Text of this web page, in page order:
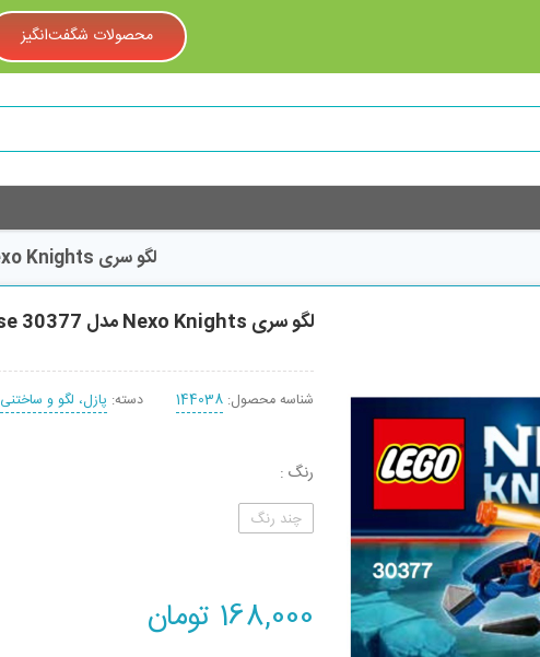
محصولات شگفت‌انگیز
لگو سری Nexo Knights مدل Motor Horse 30377
لگو سری Nexo Knights مدل Motor Horse 30377
شناسه محصول: 144038 دسته: پازل، لگو و ساختنی
رنگ
چند رنگ
168,000 تومان